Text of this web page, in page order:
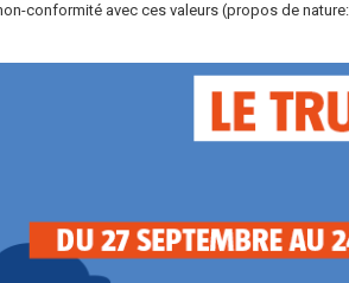
conformité avec ces valeurs (propos de